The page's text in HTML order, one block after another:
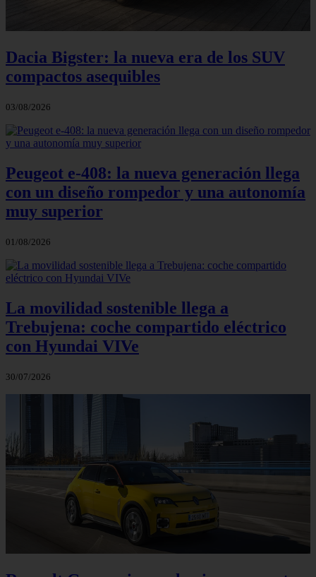
Dacia Bigster: la nueva era de los SUV
compactos asequibles
03/08/2026
Peugeot e-408: la nueva generación llega
con un diseño rompedor y una autonomía
muy superior
01/08/2026
La movilidad sostenible llega a
Trebujena: coche compartido eléctrico
con Hyundai VIVe
30/07/2026